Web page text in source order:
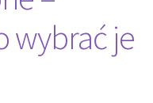
wybrać je